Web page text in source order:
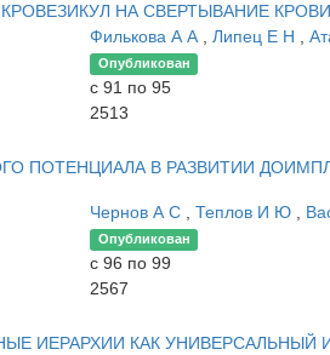
НА СВЕРТЫВАНИЕ КРОВИ
Филькова А А , Липец Е Н ,
Опубликован
с 91 по 95
2513
ПОТЕНЦИАЛА В РАЗВИТИИ
Чернов А С , Теплов И Ю ,
Опубликован
с 96 по 99
2567
ИЕРАРХИИ КАК УНИВЕРСАЛЬНЫЙ